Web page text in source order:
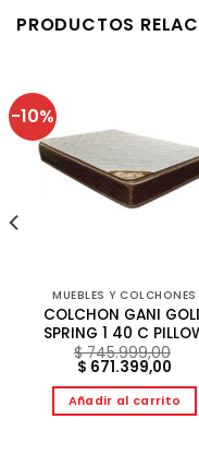
PRODUCTOS
-10%
MUEBLES Y COLCHONES
COLCHON GANI
SPRING 1 40 C
$745.999,00
El
original
era:
$ 671.399,00
es:
Añadir al carrito